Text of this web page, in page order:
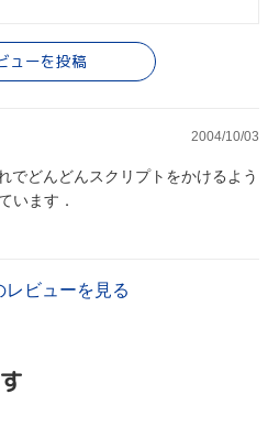
ューを投稿
2004/10/03
でどんどんスクリプトをかけるよう
います．
レビューを見る